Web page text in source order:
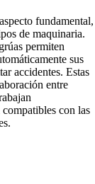
fundamental,
de maquinaria.
permiten
sus
accidentes. Estas
entre
con las